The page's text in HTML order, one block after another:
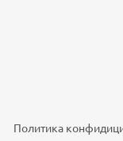
Политика